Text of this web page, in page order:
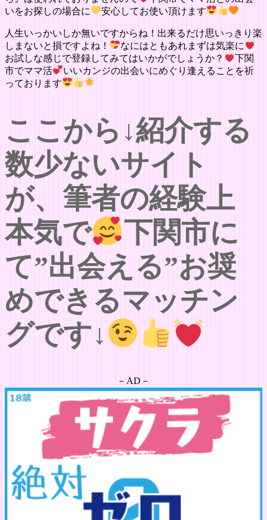
いをお探しの場合に
安心してお使い頂けます
人生いっかいしか無いですからね！出来るだけ思いっきり楽
しまないと損ですよね！
なにはともあれまずは気楽に
お試しな感じで登録してみてはいかがでしょうか？
下関
市でママ活
いいカンジの出会いにめぐり逢えることを祈
っております
ここから↓紹介する
数少ないサイト
が、筆者の経験上
本気で
下関市に
て”出会える”お奨
めできるマッチン
グです↓
－AD－